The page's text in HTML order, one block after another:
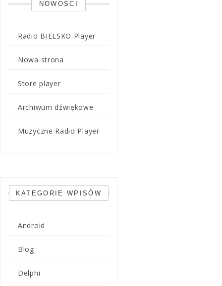
NOWOŚCI
Radio BIELSKO Player
Nowa strona
Store player
Archiwum dźwiękowe
Muzyczne Radio Player
KATEGORIE WPISÓW
Android
Blog
Delphi